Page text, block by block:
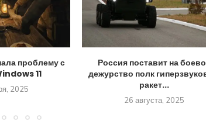
проблему с
11
2025
Россия поставит на
дежурство полк
ракет...
26 августа, 2025